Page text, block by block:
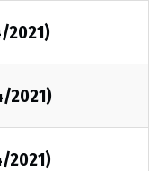
2021)
2021)
2021)